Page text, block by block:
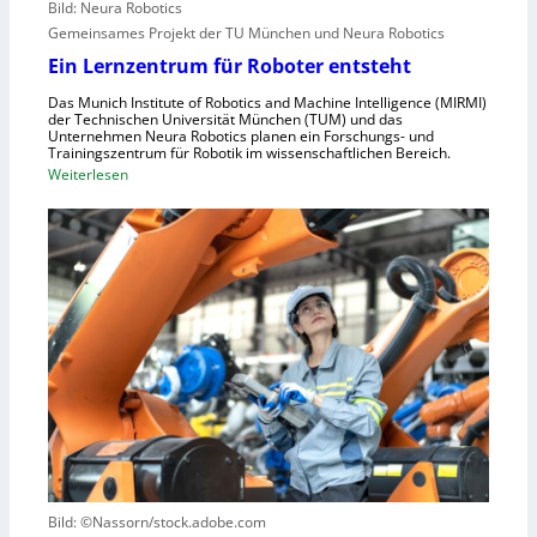
c
h
n
e
l
e
r
u
n
u
t
z
e
n
r
i
u
s
t
r
i
e
l
e
u
e
r
u
Bild: Neura Robotics
Gemeinsames Projekt der TU München und Neura Robotics
Ein Lernzentrum für Roboter entsteht
Das Munich Institute of Robotics and Machine Intelligence (MIRMI)
der Technischen Universität München (TUM) und das
Unternehmen Neura Robotics planen ein Forschungs- und
Trainingszentrum für Robotik im wissenschaftlichen Bereich.
Weiterlesen:
i
n
z
e
n
t
r
u
m
Bild: ©Nassorn/stock.adobe.com